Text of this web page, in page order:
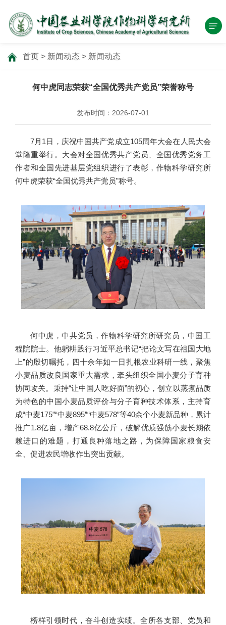
首页 > 新闻动态 > 新闻动态
何中虎同志荣获“全国优秀共产党员”荣誉称号
发布时间：2026-07-01
7月1日，庆祝中国共产党成立105周年大会在人民大会
堂隆重举行。大会对全国优秀共产党员、全国优秀党务工
作者和全国先进基层党组织进行了表彰，作物科学研究所
何中虎荣获“全国优秀共产党员”称号。
何中虎，中共党员，作物科学研究所研究员，中国工
程院院士。他躬耕践行习近平总书记“把论文写在祖国大地
上”的殷切嘱托，四十余年如一日扎根农业科研一线，聚焦
小麦品质改良国家重大需求，牵头组织全国小麦分子育种
协同攻关。秉持“让中国人吃好面”的初心，创立以蒸煮品质
为特色的中国小麦品质评价与分子育种技术体系，主持育
成“中麦175”“中麦895”“中麦578”等40余个小麦新品种，累计
推广1.8亿亩，增产68.8亿公斤，破解优质强筋小麦长期依
赖进口的难题，打通良种落地之路，为保障国家粮食安
全、促进农民增收作出突出贡献。
榜样引领时代，奋斗创造实绩。全所各支部、党员和